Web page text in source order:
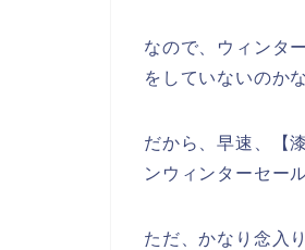
なので、ウィンタ
をしていないのか
だから、早速、【
ンウィンターセー
ただ、かなり念入